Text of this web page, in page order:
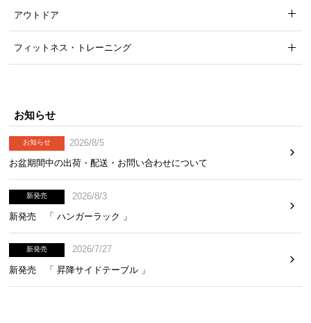
アウトドア
フィットネス・トレーニング
お知らせ
お知らせ
2026/8/5
お盆期間中の出荷・配送・お問い合わせについて
新発売
2026/8/3
新発売 「 ハンガーラック 」
新発売
2026/7/27
新発売 「 昇降サイドテーブル 」